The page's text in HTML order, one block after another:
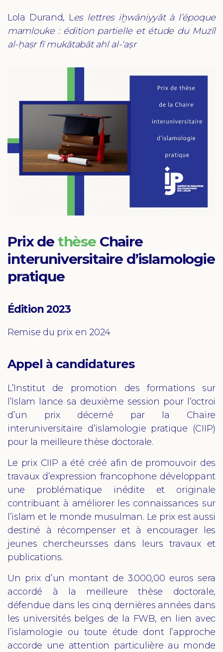
Lola Durand, Les lettres iḫwāniyyāt à l’époque
mamlouke : édition partielle et étude du Muzīl
al-ḥaṣr fī mukātabāt ahl al-‘aṣr
Prix de thèseChaire
interuniversitaire d’islamologie
pratique
Édition 2023
Remise du prix en 2024
Appel à candidatures
L’Institut de promotion des formations sur
l’Islam lance sa deuxième session pour l’octroi
d’un prix décerné par la Chaire
interuniversitaire d’islamologie pratique (CIIP)
pour la meilleure thèse doctorale.
Le prix CIIP a été créé afin de promouvoir des
travaux d’expression francophone développant
une problématique inédite et originale
contribuant à améliorer les connaissances sur
l’islam et le monde musulman. Le prix est aussi
destiné à récompenser et à encourager les
jeunes chercheurs.ses dans leurs travaux et
publications.
Un prix d’un montant de 3.000,00 euros sera
accordé à la meilleure thèse doctorale,
défendue dans les cinq dernières années dans
les universités belges de la FWB, en lien avec
l’islamologie ou toute étude dont l’approche
accorde une attention particulière au monde